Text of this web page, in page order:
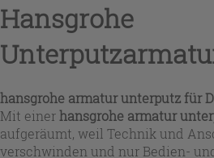
Hansgrohe
hansgrohe armatur unterputz für
Mit einerhansgrohe armatur
aufgeräumt, weil Technik und
verschwinden und nur Bedien-